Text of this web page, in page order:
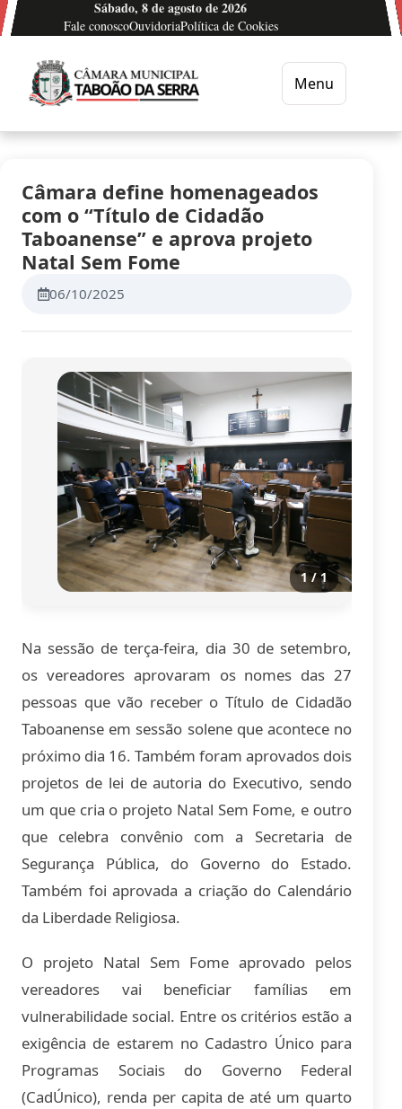
Ir para o conteúdoSábado, 8 de agosto de 2026
Fale conoscoOuvidoriaPolítica de Cookies
Câmara Municipal de Taboão da Serra
Menu
Câmara define homenageados
com o “Título de Cidadão
Taboanense” e aprova projeto
Natal Sem Fome
06/10/2025
1 / 1
Na sessão de terça-feira, dia 30 de setembro,
os vereadores aprovaram os nomes das 27
pessoas que vão receber o Título de Cidadão
Taboanense em sessão solene que acontece no
próximo dia 16. Também foram aprovados dois
projetos de lei de autoria do Executivo, sendo
um que cria o projeto Natal Sem Fome, e outro
que celebra convênio com a Secretaria de
Segurança Pública, do Governo do Estado.
Também foi aprovada a criação do Calendário
da Liberdade Religiosa.
O projeto Natal Sem Fome aprovado pelos
vereadores vai beneficiar famílias em
vulnerabilidade social. Entre os critérios estão a
exigência de estarem no Cadastro Único para
Programas Sociais do Governo Federal
(CadÚnico), renda per capita de até um quarto